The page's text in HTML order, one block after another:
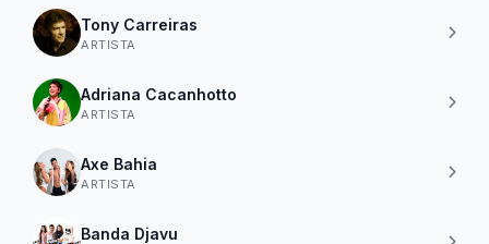
Tony Carreiras
ARTISTA
Adriana Cacanhotto
ARTISTA
Axe Bahia
ARTISTA
Banda Djavu